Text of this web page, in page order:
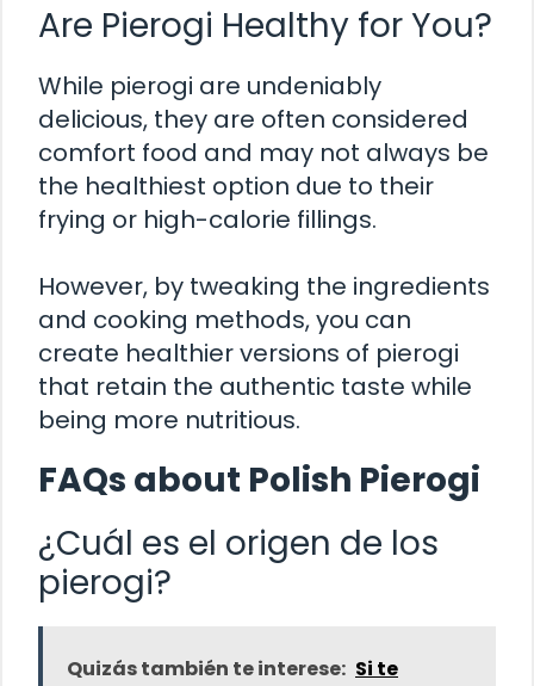
Are Pierogi Healthy for You?
While pierogi are undeniably
delicious, they are often considered
comfort food and may not always be
the healthiest option due to their
frying or high-calorie fillings.
However, by tweaking the ingredients
and cooking methods, you can
create healthier versions of pierogi
that retain the authentic taste while
being more nutritious.
FAQs about Polish Pierogi
¿Cuál es el origen de los
pierogi?
Quizás también te interese: Si te